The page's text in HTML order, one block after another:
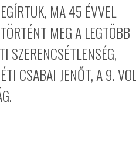
MA 45 ÉVVEL
MEG A LEGTÖBB
SZERENCSÉTLENSÉG,
CSABAI JENŐT, A 9.